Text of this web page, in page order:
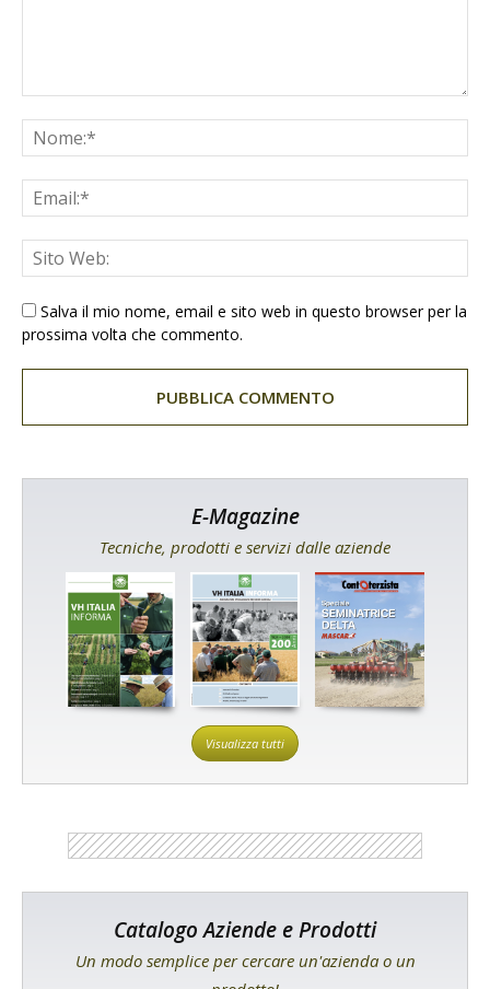
Salva il mio nome, email e sito web in questo browser per la
prossima volta che commento.
E-Magazine
Tecniche, prodotti e servizi dalle aziende
Visualizza tutti
Catalogo Aziende e Prodotti
Un modo semplice per cercare un'azienda o un